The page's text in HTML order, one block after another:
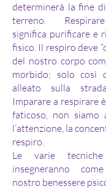
determinerà la fine
terreno.
significa purificare e
fisico. Il respiro deve
del nostro corpo
morbido; solo così
alleato sulla
Imparare a respirare
faticoso, non
l’attenzione, la
respiro.
Le varie
insegneranno
nostro benessere